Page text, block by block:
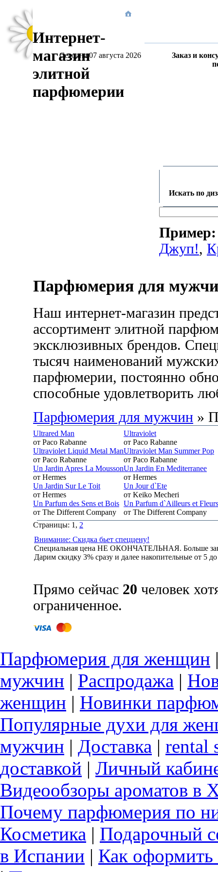
Интернет-
магазин
элитной
парфюмерии
Сегодня 07 августа 2026
Заказ и
Искать по
Пример:
Джуп!,
Парфюмерия для
Наш интернет-магазин
ассортимент элитной
эксклюзивных брендов.
тысяч наименований
парфюмерии, постоянно
способные удовлетворить
Парфюмерия для мужчин »
Ultrared Man
от Paco Rabanne
Ultraviolet
от Paco Rabanne
Ultraviolet Liquid Metal Man
от Paco Rabanne
Ultraviolet Man Summer Pop
от Paco Rabanne
Un Jardin Apres La Mousson
от Hermes
Un Jardin En Mediterranee
от Hermes
Un Jardin Sur Le Toit
от Hermes
Un Jour d`Ete
от Keiko Mecheri
Un Parfum des Sens et Bois
от The Different Company
Un Parfum d`Ailleurs et Fleurs
от The Different Company
Страницы: 1, 2
Внимание: Скидка бьет спеццену!
Специальная цена НЕ ОКОНЧАТЕЛЬНАЯ. Больше
Дарим скидку 3% сразу и далее накопительные от 5
Прямо сейчас 20 человек
ограниченное.
Парфюмерия для женщин
мужчин | Распродажа |
женщин | Новинки
Популярные духи для
мужчин | Доставка | rental
доставкой | Личный
Видеообзоры ароматов в
Почему парфюмерия по
Косметика | Подарочный
в Испании | Как оформить